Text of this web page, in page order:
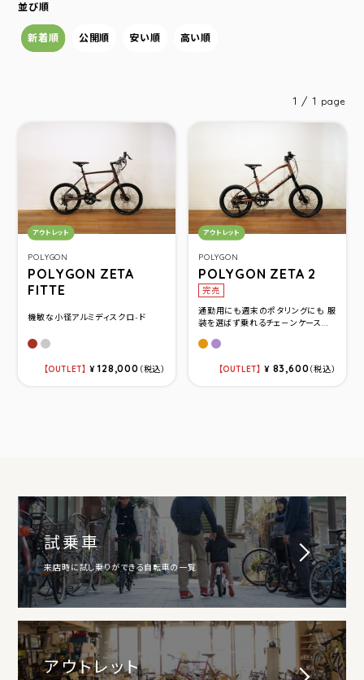
並び順
新着順 公開順 安い順 高い順
1 / 1 page
POLYGON
POLYGON ZETA
FITTE
カテゴリ：
アウトレット
機敏な小径アルミディスクロ-ド
レッドシルバー
OUTLET ¥128,000 （税込）
POLYGON
POLYGON ZETA 2
完売
カテゴリ：
アウトレット
通勤用にも週末のポタリングにも 服
装を選ばず乗れるチェ－ンケース...
ライトブラウン
パープル
OUTLET ¥ 83,600（税込）
試乗車
来店時に試し乗りができる自転車の一覧
アウトレット